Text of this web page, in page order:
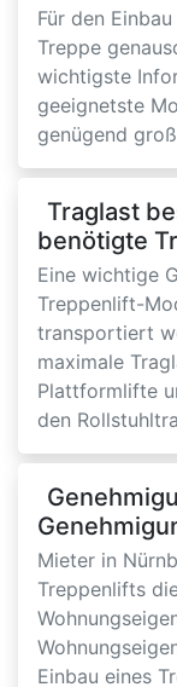
Für den
Treppe
wichtigste
geeignetste
genügend
Traglast
benötigte
Eine wichtige
Treppenlift-
transportiert
maximale
Plattformlifte
den
Mieter in
Treppenlifts
Einbau eines